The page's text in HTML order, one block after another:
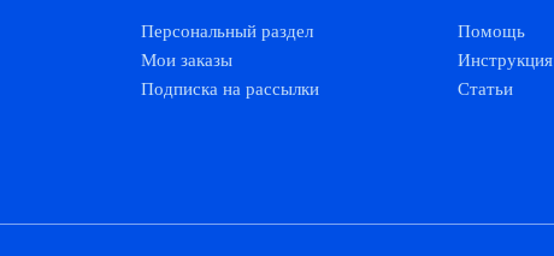
Персональный раздел
Мои заказы
Подписка на рассылки
Помощь
Инструкция
Статьи